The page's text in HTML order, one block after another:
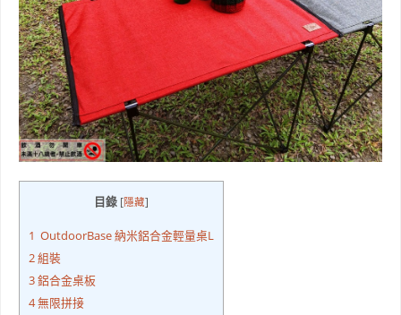
目錄 [隱藏]
1 OutdoorBase 納米鋁合金輕量桌L
2組裝
3鋁合金桌板
4無限拼接